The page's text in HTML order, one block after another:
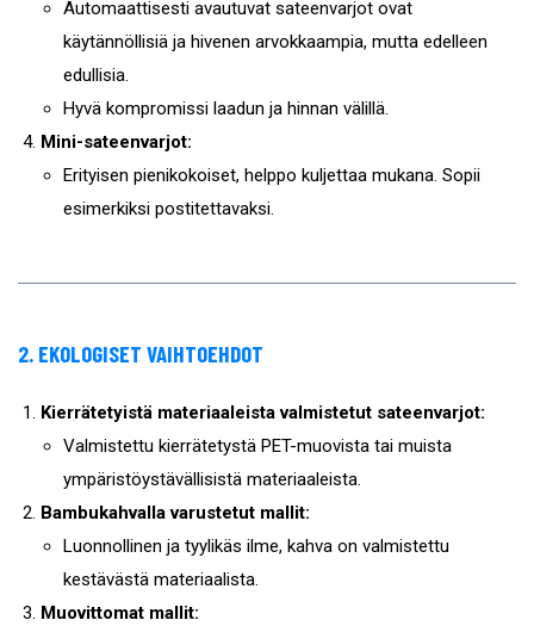
Automaattisesti avautuvat sateenvarjot ovat
käytännöllisiä ja hivenen arvokkaampia, mutta edelleen
edullisia.
Hyvä kompromissi laadun ja hinnan välillä.
Mini-sateenvarjot:
Erityisen pienikokoiset, helppo kuljettaa mukana. Sopii
esimerkiksi postitettavaksi.
2. EKOLOGISET VAIHTOEHDOT
Kierrätetyistä materiaaleista valmistetut sateenvarjot:
Valmistettu kierrätetystä PET-muovista tai muista
ympäristöystävällisistä materiaaleista.
Bambukahvalla varustetut mallit:
Luonnollinen ja tyylikäs ilme, kahva on valmistettu
kestävästä materiaalista.
Muovittomat mallit: